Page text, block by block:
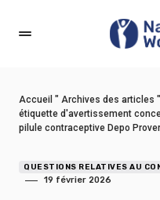
Accueil " Archives des articles "
étiquette d'avertissement
pilule contraceptive Depo
QUESTIONS RELATIVES AU
19 février 2026